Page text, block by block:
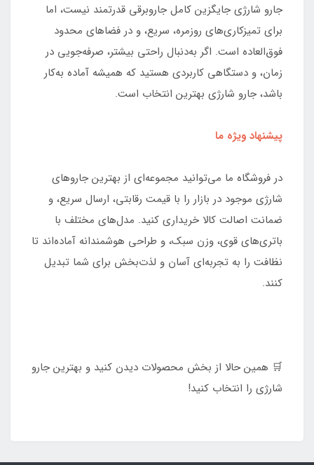
جارو شارژی جایگزین کامل جاروبرقی قدرتمند نیست، اما
برای تمیزکاری‌های روزمره، سریع، و در فضاهای محدود
فوق‌العاده است. اگر به‌دنبال راحتی بیشتر، صرفه‌جویی در
زمان، و دستگاهی کاربردی هستید که همیشه آماده به‌کار
باشد، جارو شارژی بهترین انتخاب است.
پیشنهاد ویژه ما
در فروشگاه ما می‌توانید مجموعه‌ای از بهترین جاروهای
شارژی موجود در بازار را با قیمت رقابتی، ارسال سریع، و
ضمانت اصالت کالا خریداری کنید. مدل‌های مختلف با
باتری‌های قوی، وزن سبک، و طراحی هوشمندانه آماده‌اند تا
نظافت را به تجربه‌ای آسان و لذت‌بخش برای شما تبدیل
کنند.
🛒 همین حالا از بخش محصولات دیدن کنید و بهترین جارو
شارژی را انتخاب کنید!